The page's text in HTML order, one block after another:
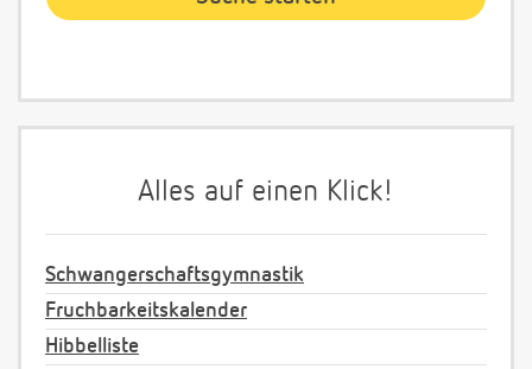
Alles auf einen Klick!
Schwangerschaftsgymnastik
Fruchbarkeitskalender
Hibbelliste